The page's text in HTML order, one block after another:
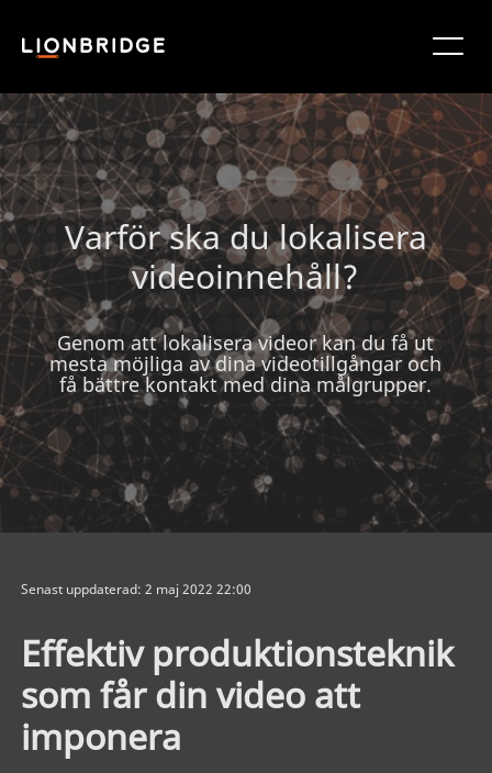
Varför ska du lokalisera
videoinnehåll?
Genom att lokalisera videor kan du få ut
mesta möjliga av dina videotillgångar och
få bättre kontakt med dina målgrupper.
Senast uppdaterad: 2 maj 2022 22:00
Effektiv produktionsteknik
som får din video att
imponera